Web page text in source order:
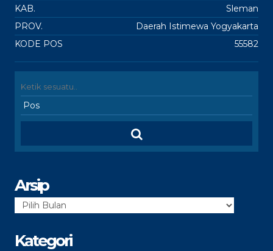
KAB.
Sleman
PROV.
Daerah Istimewa Yogyakarta
KODE POS
55582
Arsip
Arsip
Kategori